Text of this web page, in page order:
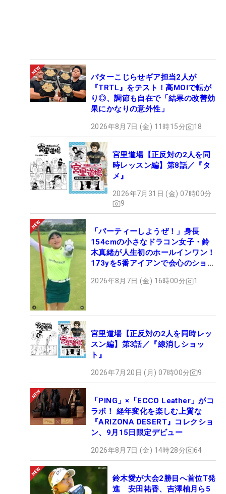
パターこじらせギア担当2人が
『TRTL』をテスト！高MOIで転が
り◎、調節も自在で「結果の改善効
果にかなりの意外性」
2026年8月7日 (金) 11時15分 18
宮里道場【正反対の2人を同
時レッスン編】第8話／『タ
メ』
2026年7月31日 (金) 07時00分
9
「パーティーしようぜ！」身長
154cmの小さなドラコン女子・鈴
木真緒が人生初のホールインワン！
173yを5番アイアンで会心のショッ
2026年8月7日 (金) 16時00分 1
宮里道場【正反対の2人を同時レッ
スン編】第3話／『線消しショッ
ト』
2026年7月20日 (月) 07時00分 9
「PING」×「ECCO Leather」がコ
ラボ！ 経年変化を楽しむ上質な
『ARIZONA DESERT』コレクショ
ン、9月15日限定デビュー
2026年8月7日 (金) 14時28分 64
鈴木愛が大会2勝目へ首位T発
進 安田祐香、吉澤柚月ら5